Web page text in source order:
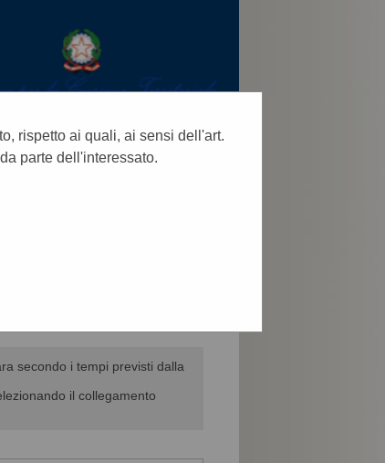
rispetto ai quali, ai sensi dell'art.
parte dell'interessato.
secondo i tempi previsti dalla
il collegamento